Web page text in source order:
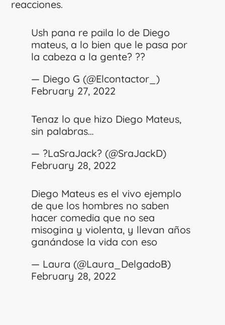
reacciones.
Ush pana re paila lo de Diego
mateus, a lo bien que le pasa por
la cabeza a la gente? ??
— Diego G (@Elcontactor_)
February 27, 2022
Tenaz lo que hizo Diego Mateus,
sin palabras…
— ?LaSraJack? (@SraJackD)
February 28, 2022
Diego Mateus es el vivo ejemplo
de que los hombres no saben
hacer comedia que no sea
misogina y violenta, y llevan años
ganándose la vida con eso
— Laura (@Laura_DelgadoB)
February 28, 2022